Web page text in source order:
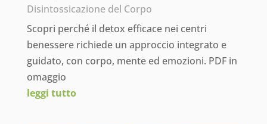
Disintossicazione del Corpo
Scopri perché il detox efficace nei centri
benessere richiede un approccio integrato e
guidato, con corpo, mente ed emozioni. PDF in
omaggio
leggi tutto